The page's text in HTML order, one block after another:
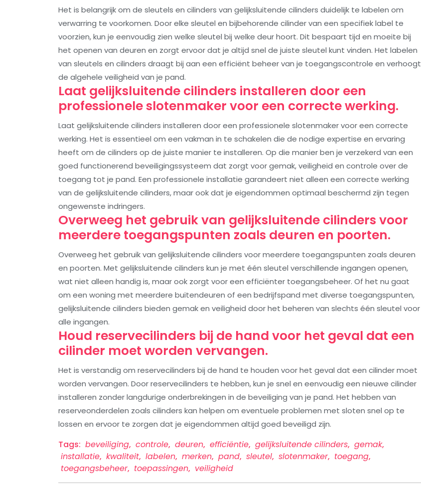
Het is belangrijk om de sleutels en cilinders van gelijksluitende cilinders duidelijk te labelen om
verwarring te voorkomen. Door elke sleutel en bijbehorende cilinder van een specifiek label te
voorzien, kun je eenvoudig zien welke sleutel bij welke deur hoort. Dit bespaart tijd en moeite bij
het openen van deuren en zorgt ervoor dat je altijd snel de juiste sleutel kunt vinden. Het labelen
van sleutels en cilinders draagt bij aan een efficiënt beheer van je toegangscontrole en verhoogt
de algehele veiligheid van je pand.
Laat gelijksluitende cilinders installeren door een
professionele slotenmaker voor een correcte werking.
Laat gelijksluitende cilinders installeren door een professionele slotenmaker voor een correcte
werking. Het is essentieel om een vakman in te schakelen die de nodige expertise en ervaring
heeft om de cilinders op de juiste manier te installeren. Op die manier ben je verzekerd van een
goed functionerend beveiligingssysteem dat zorgt voor gemak, veiligheid en controle over de
toegang tot je pand. Een professionele installatie garandeert niet alleen een correcte werking
van de gelijksluitende cilinders, maar ook dat je eigendommen optimaal beschermd zijn tegen
ongewenste indringers.
Overweeg het gebruik van gelijksluitende cilinders voor
meerdere toegangspunten zoals deuren en poorten.
Overweeg het gebruik van gelijksluitende cilinders voor meerdere toegangspunten zoals deuren
en poorten. Met gelijksluitende cilinders kun je met één sleutel verschillende ingangen openen,
wat niet alleen handig is, maar ook zorgt voor een efficiënter toegangsbeheer. Of het nu gaat
om een woning met meerdere buitendeuren of een bedrijfspand met diverse toegangspunten,
gelijksluitende cilinders bieden gemak en veiligheid door het beheren van slechts één sleutel voor
alle ingangen.
Houd reservecilinders bij de hand voor het geval dat een
cilinder moet worden vervangen.
Het is verstandig om reservecilinders bij de hand te houden voor het geval dat een cilinder moet
worden vervangen. Door reservecilinders te hebben, kun je snel en eenvoudig een nieuwe cilinder
installeren zonder langdurige onderbrekingen in de beveiliging van je pand. Het hebben van
reserveonderdelen zoals cilinders kan helpen om eventuele problemen met sloten snel op te
lossen en ervoor te zorgen dat je eigendommen altijd goed beveiligd zijn.
Tags: beveiliging, controle, deuren, efficiëntie, gelijksluitende cilinders, gemak,
installatie, kwaliteit, labelen, merken, pand, sleutel, slotenmaker, toegang,
toegangsbeheer, toepassingen, veiligheid